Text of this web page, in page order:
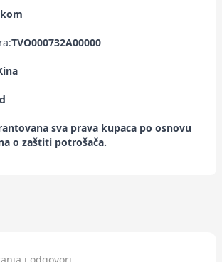
TVO000732A00000
sva prava kupaca po osnovu
o zaštiti potrošača.